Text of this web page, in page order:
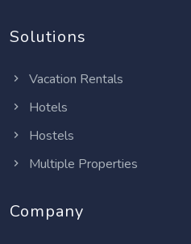
Solutions
Vacation Rentals
Hotels
Hostels
Multiple Properties
Company